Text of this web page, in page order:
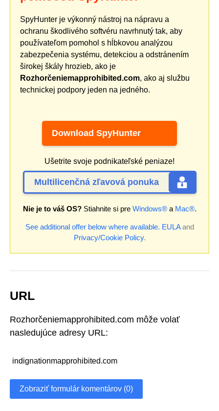
SpyHunter je výkonný nástroj na nápravu a
ochranu škodlivého softvéru navrhnutý tak, aby
používateľom pomohol s hĺbkovou analýzou
zabezpečenia systému, detekciou a odstránením
širokej škály hrozieb, ako je
Rozhorčeniemapprohibited.com, ako aj službu
technickej podpory jeden na jedného.
Download SpyHunter
Ušetrite svoje podnikateľské peniaze!
Multilicenčná zľavová ponuka
Nie je to váš OS?Stiahnite si pre Windows®a Mac®.
See additional offer below where available. EULAand
Privacy/Cookie Policy.
URL
Rozhorčeniemapprohibited.com môže volať
nasledujúce adresy URL:
indignationmapprohibited.com
Zobraziť formulár komentárov (0)